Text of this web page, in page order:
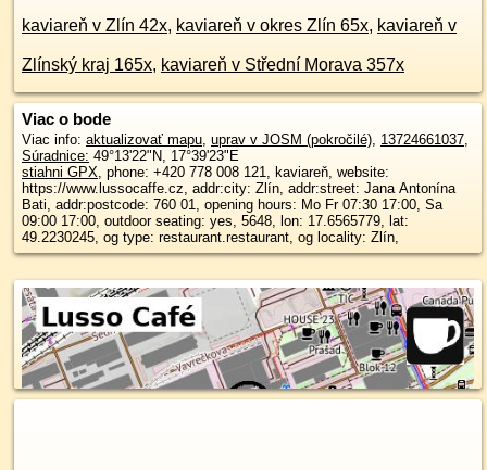
kaviareň v Zlín 42x, kaviareň v okres Zlín 65x, kaviareň v
Zlínský kraj 165x, kaviareň v Střední Morava 357x
Viac o bode
Viac info: aktualizovať mapu, uprav v JOSM (pokročilé), 13724661037,
Súradnice: 49°13'22"N, 17°39'23"E
stiahni GPX, phone: +420 778 008 121, kaviareň, website:
https://www.lussocaffe.cz, addr:city: Zlín, addr:street: Jana Antonína
Bati, addr:postcode: 760 01, opening hours: Mo Fr 07:30 17:00, Sa
09:00 17:00, outdoor seating: yes, 5648, lon: 17.6565779, lat:
49.2230245, og type: restaurant.restaurant, og locality: Zlín,